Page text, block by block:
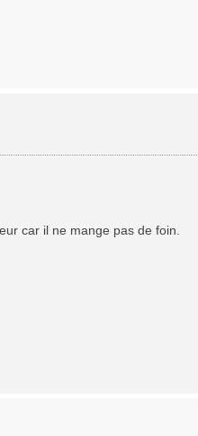
car il ne mange pas de foin.